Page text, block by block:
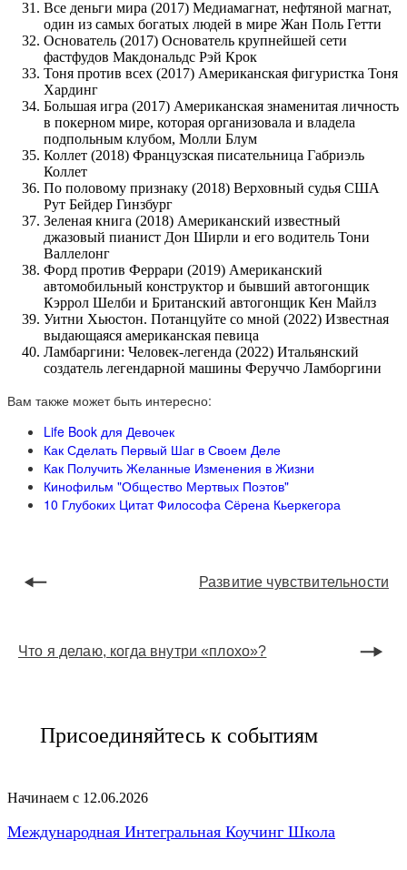
Все деньги мира (2017) Медиамагнат, нефтяной магнат,
один из самых богатых людей в мире Жан Поль Гетти
Основатель (2017) Основатель крупнейшей сети
фастфудов Макдональдс Рэй Крок
Тоня против всех (2017) Американская фигуристка Тоня
Хардинг
Большая игра (2017) Американская знаменитая личность
в покерном мире, которая организовала и владела
подпольным клубом, Молли Блум
Коллет (2018) Французская писательница Габриэль
Коллет
По половому признаку (2018) Верховный судья США
Рут Бейдер Гинзбург
Зеленая книга (2018) Американский известный
джазовый пианист Дон Ширли и его водитель Тони
Валлелонг
Форд против Феррари (2019) Американский
автомобильный конструктор и бывший автогонщик
Кэррол Шелби и Британский автогонщик Кен Майлз
Уитни Хьюстон. Потанцуйте со мной (2022) Известная
выдающаяся американская певица
Ламбаргини: Человек-легенда (2022) Итальянский
создатель легендарной машины Феруччо Ламборгини
Вам также может быть интересно:
Life Book для Девочек
Как Сделать Первый Шаг в Своем Деле
Как Получить Желанные Изменения в Жизни
Кинофильм "Общество Мертвых Поэтов"
10 Глубоких Цитат Философа Сёрена Кьеркегора
Развитие чувствительности
Что я делаю, когда внутри «плохо»?
Присоединяйтесь к событиям
Начинаем с 12.06.2026
Международная Интегральная Коучинг Школа